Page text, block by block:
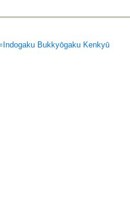
Bukkyōgaku Kenkyū